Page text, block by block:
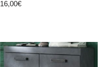
16,00€